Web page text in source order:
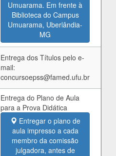
Umuarama. Em frente à
Biblioteca do Campus
Umuarama, Uberlândia-
MG
Entrega dos Títulos pelo e-
mail:
concursoepss@famed.ufu.br
Entrega do Plano de Aula
para a Prova Didática
Entregar o plano de
aula impresso a cada
membro da comissão
julgadora, antes de